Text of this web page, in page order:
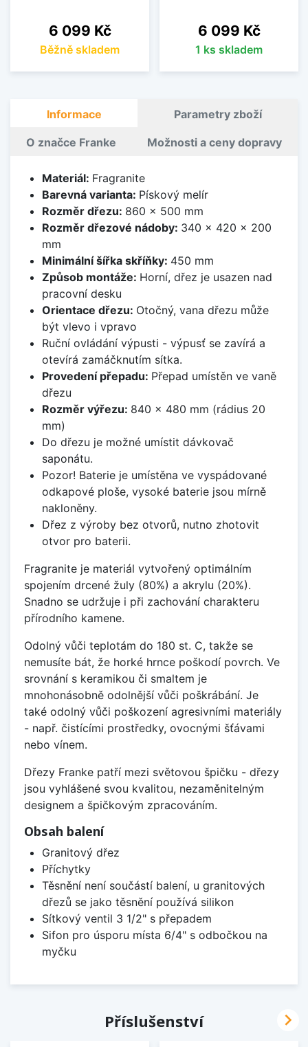
Cena
6 099 Kč
Běžně skladem
Cena
6 099 Kč
1 ks skladem
Informace Parametry zboží
O značce Franke Možnosti a ceny dopravy
Materiál: Fragranite
Barevná varianta: Pískový melír
Rozměr dřezu: 860 x 500 mm
Rozměr dřezové nádoby: 340 x 420 x 200
mm
Minimální šířka skříňky: 450 mm
Způsob montáže: Horní, dřez je usazen nad
pracovní desku
Orientace dřezu: Otočný, vana dřezu může
být vlevo i vpravo
Ruční ovládání výpusti - výpusť se zavírá a
otevírá zamáčknutím sítka.
Provedení přepadu: Přepad umístěn ve vaně
dřezu
Rozměr výřezu: 840 x 480 mm (rádius 20
mm)
Do dřezu je možné umístit dávkovač
saponátu.
Pozor! Baterie je umístěna ve vyspádované
odkapové ploše, vysoké baterie jsou mírně
nakloněny.
Dřez z výroby bez otvorů, nutno zhotovit
otvor pro baterii.
Fragranite je materiál vytvořený optimálním
spojením drcené žuly (80%) a akrylu (20%).
Snadno se udržuje i při zachování charakteru
přírodního kamene.
Odolný vůči teplotám do 180 st. C, takže se
nemusíte bát, že horké hrnce poškodí povrch. Ve
srovnání s keramikou či smaltem je
mnohonásobně odolnější vůči poškrábání. Je
také odolný vůči poškození agresivními materiály
- např. čistícími prostředky, ovocnými šťávami
nebo vínem.
Dřezy Franke patří mezi světovou špičku - dřezy
jsou vyhlášené svou kvalitou, nezaměnitelným
designem a špičkovým zpracováním.
Obsah balení
Granitový dřez
Příchytky
Těsnění není součástí balení, u granitových
dřezů se jako těsnění používá silikon
Sítkový ventil 3 1/2" s přepadem
Sifon pro úsporu místa 6/4" s odbočkou na
myčku
Příslušenství 